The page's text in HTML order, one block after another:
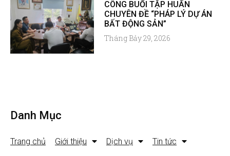
CÔNG BUỔI TẬP HUẤN
CHUYÊN ĐỀ “PHÁP LÝ DỰ ÁN
BẤT ĐỘNG SẢN”
Tháng Bảy 29, 2026
Danh Mục
Trang chủ Giới thiệu Dịch vụ Tin tức